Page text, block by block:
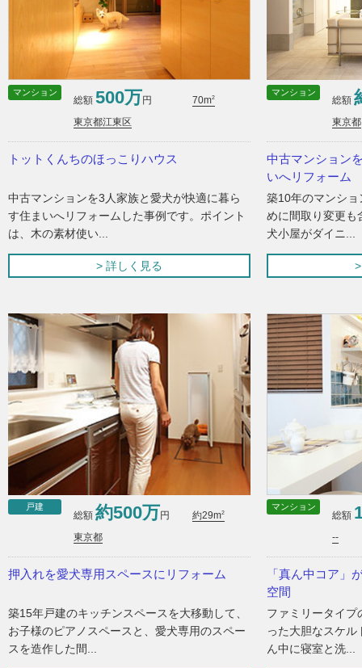
マンション
総額 500万円 70m2
東京都江東区
トットくんちのほっこりハウス
中古マンションを3人家族と愛犬が快適に暮ら
す住まいへリフォームした事例です。ポイント
は、木の素材使い...
> 詳しく見る
マンション
総額
東京都
中古マンション
いへリフォーム
築10年のマンシ
めに間取り変更も
犬小屋がダイニ...
戸建
総額 約500万円 約29m2
東京都
押入れを愛犬専用スペースにリフォーム
築15年戸建のキッチンスペースを大移動して、
お子様のピアノスペースと、愛犬専用のスペー
スを造作した間...
マンション
総額
--
「真ん中コア」
空間
ファミリータイプ
った大胆なスケ
ん中に寝室と洗...